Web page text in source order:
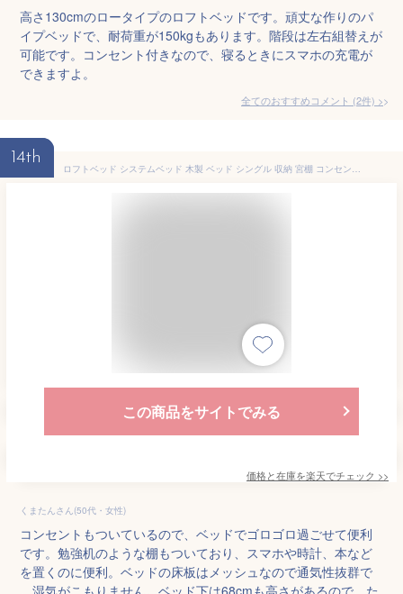
高さ130cmのロータイプのロフトベッドです。頑丈な作りのパ
イプベッドで、耐荷重が150kgもあります。階段は左右組替えが
可能です。コンセント付きなので、寝るときにスマホの充電が
できますよ。
全てのおすすめコメント (2件) >
14th
ロフトベッド システムベッド 木製 ベッド シングル 収納 宮棚 コンセント付き コンパクト ベッドフレーム サイドガード ベッド下収納 シングルサイズ ロータイプ 子供 寮 社宅 ポルソ ドリス
この商品をサイトでみる
価格と在庫を楽天でチェック >>
くまたんさん(50代・女性)
コンセントもついているので、ベッドでゴロゴロ過ごせて便利
です。勉強机のような棚もついており、スマホや時計、本など
を置くのに便利。ベッドの床板はメッシュなので通気性抜群で
、湿気がこもりません。ベッド下は68cmも高さがあるので、た